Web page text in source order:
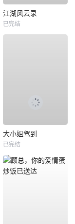
江湖风云录
已完结
大小姐驾到
已完结